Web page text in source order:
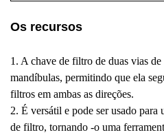
Os recursos
1. A chave de filtro de duas vias
mandíbulas, permitindo que ela
filtros em ambas as direções.
2. É versátil e pode ser usado para
de filtro, tornando -o uma